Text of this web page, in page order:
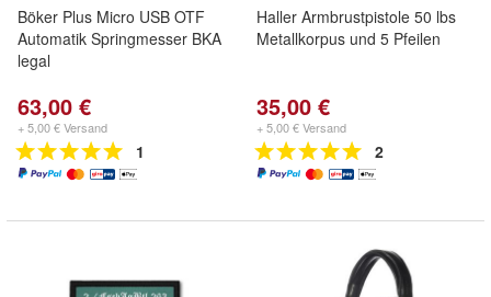
Böker Plus Micro USB OTF
Automatik Springmesser BKA
legal
63,00 €
+ 5,00 € Versand
1
Haller Armbrustpistole 50 lbs
Metallkorpus und 5 Pfeilen
35,00 €
+ 5,00 € Versand
2